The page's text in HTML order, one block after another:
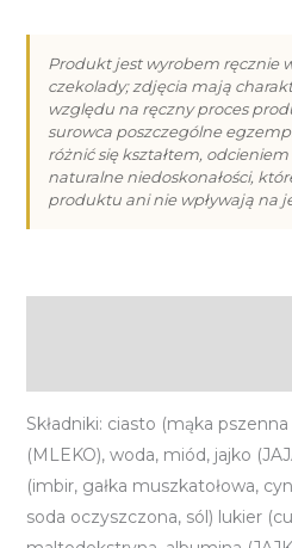
Twoim
Logo
Produkt jest wyrobem ręcznie
czekolady; zdjęcia mają
względu na ręczny proces
surowca poszczególne
różnić się kształtem,
naturalne niedoskonałości,
produktu ani nie wpływają na
Składniki: ciasto (mąka
(MLEKO), woda, miód, jajko
(imbir, gałka muszkatołowa,
soda oczyszczona, sól) lukier